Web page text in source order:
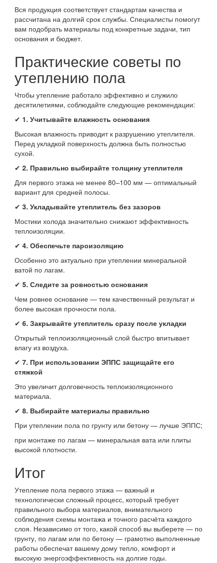
Вся продукция соответствует стандартам качества и
рассчитана на долгий срок службы. Специалисты помогут
вам подобрать материалы под конкретные задачи, тип
основания и бюджет.
Практические советы по
утеплению пола
Чтобы утепление работало эффективно и служило
десятилетиями, соблюдайте следующие рекомендации:
✔ 1. Учитывайте влажность основания
Высокая влажность приводит к разрушению утеплителя.
Перед укладкой поверхность должна быть полностью
сухой.
✔ 2. Правильно выбирайте толщину утеплителя
Для первого этажа не менее 80–100 мм — оптимальный
вариант для средней полосы.
✔ 3. Укладывайте утеплитель без зазоров
Мостики холода значительно снижают эффективность
теплоизоляции.
✔ 4. Обеспечьте пароизоляцию
Особенно это актуально при утеплении минеральной
ватой по лагам.
✔ 5. Следите за ровностью основания
Чем ровнее основание — тем качественный результат и
более высокая прочности пола.
✔ 6. Закрывайте утеплитель сразу после укладки
Открытый теплоизоляционный слой быстро впитывает
влагу из воздуха.
✔ 7. При использовании ЭППС защищайте его
стяжкой
Это увеличит долговечность теплоизоляционного
материала.
✔ 8. Выбирайте материалы правильно
При утеплении пола по грунту или бетону — лучше ЭППС;
при монтаже по лагам — минеральная вата или плиты
высокой плотности.
Итог
Утепление пола первого этажа — важный и
технологически сложный процесс, который требует
правильного выбора материалов, внимательного
соблюдения схемы монтажа и точного расчёта каждого
слоя. Независимо от того, какой способ вы выберете — по
грунту, по лагам или по бетону — грамотно выполненные
работы обеспечат вашему дому тепло, комфорт и
высокую энергоэффективность на долгие годы.